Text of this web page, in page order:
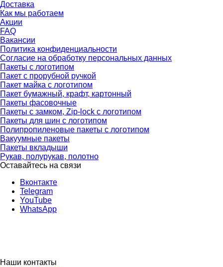
Доставка
Как мы работаем
Акции
FAQ
Вакансии
Политика конфиденциальности
Согласие на обработку персональных данных
Пакеты с логотипом
Пакет с прорубной ручкой
Пакет майка с логотипом
Пакет бумажный, крафт, картонный
Пакеты фасовочные
Пакеты с замком, Zip-lock с логотипом
Пакеты для шин с логотипом
Полипропиленовые пакеты с логотипом
Вакуумные пакеты
Пакеты вкладыши
Рукав, полурукав, полотно
Оставайтесь на связи
Вконтакте
Telegram
YouTube
WhatsApp
Наши контакты